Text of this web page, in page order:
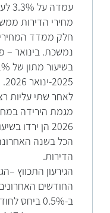
עמדה על 3.3% לעומת 4.2% האומדן הקודם.
מחירי הדירות
חלק ממדד
2025-ינואר 2026.
לאחר שתי עליות
הדירות.
ב-0.5%